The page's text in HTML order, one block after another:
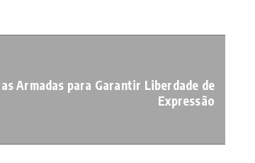
Armadas para Garantir Liberdade de
Expressão